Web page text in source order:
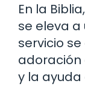
En la
se eleva
servicio
adoración
y la ayuda